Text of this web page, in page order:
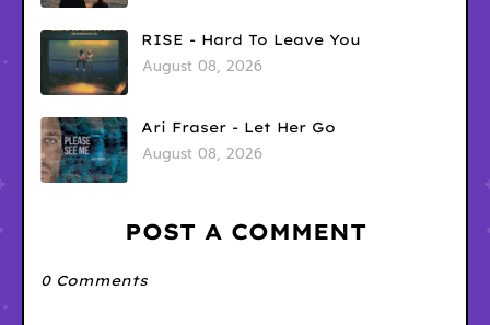
RISE - Hard To Leave You
August 08, 2026
Ari Fraser - Let Her Go
August 08, 2026
POST A COMMENT
0 Comments